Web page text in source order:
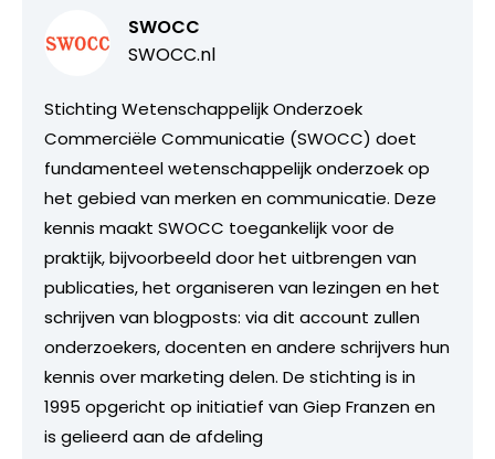
SWOCC
SWOCC.nl
Stichting Wetenschappelijk Onderzoek
Commerciële Communicatie (SWOCC) doet
fundamenteel wetenschappelijk onderzoek op
het gebied van merken en communicatie. Deze
kennis maakt SWOCC toegankelijk voor de
praktijk, bijvoorbeeld door het uitbrengen van
publicaties, het organiseren van lezingen en het
schrijven van blogposts: via dit account zullen
onderzoekers, docenten en andere schrijvers hun
kennis over marketing delen. De stichting is in
1995 opgericht op initiatief van Giep Franzen en
is gelieerd aan de afdeling